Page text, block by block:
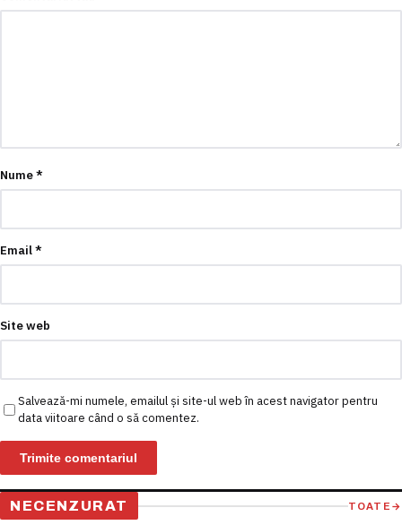
Nume*
Email*
Site web
Salvează-mi numele, emailul și site-ul web în acest navigator pentru
data viitoare când o să comentez.
NECENZURAT TOATE →